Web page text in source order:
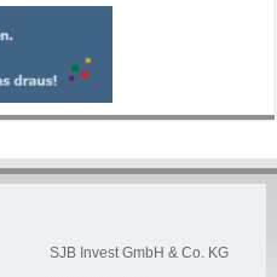
SJB Invest GmbH & Co. KG